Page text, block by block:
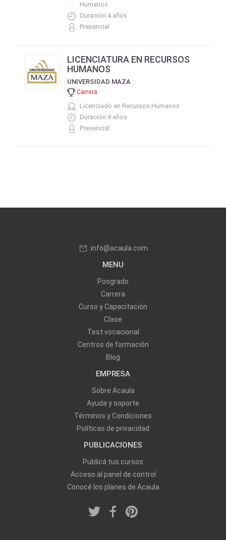
Humanos
Duración 4 años
Presencial
LICENCIATURA EN RECURSOS
HUMANOS
UNIVERSIDAD MAZA
Carrera
Licenciado en Recursos Humanos
Duración 4 años
Presencial
info@acaula.com
MENU
Posgrado
Carrera
Curso y Capacitación
Clase
Test vocacional
Centros de formación
Blog
EMPRESA
Sobre Acaula
Ayuda y soporte
Términos y Condiciones
Políticas de privacidad
PUBLICACIONES
Publicá tus cursos
Acceso al panel de control
Conocé los planes de Acaula